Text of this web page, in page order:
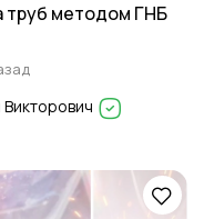
труб методом ГНБ